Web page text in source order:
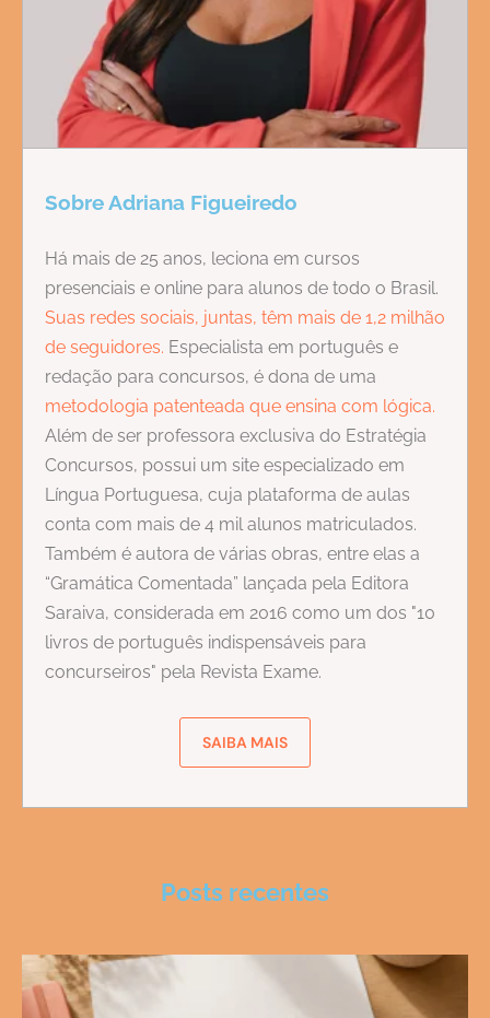
Sobre Adriana Figueiredo
Há mais de 25 anos, leciona em cursos
presenciais e online para alunos de todo o Brasil.
Suas redes sociais, juntas, têm mais de 1,2 milhão
de seguidores. Especialista em português e
redação para concursos, é dona de uma
metodologia patenteada que ensina com lógica.
Além de ser professora exclusiva do Estratégia
Concursos, possui um site especializado em
Língua Portuguesa, cuja plataforma de aulas
conta com mais de 4 mil alunos matriculados.
Também é autora de várias obras, entre elas a
“Gramática Comentada” lançada pela Editora
Saraiva, considerada em 2016 como um dos "10
livros de português indispensáveis para
concurseiros" pela Revista Exame.
SAIBA MAIS
Posts recentes